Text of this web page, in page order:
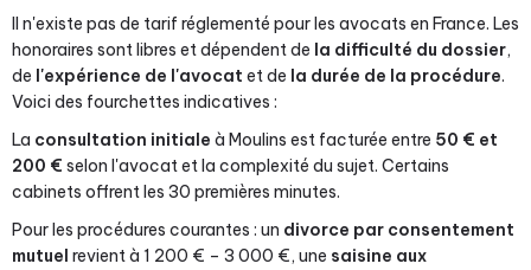
Il n'existe pas de tarif réglementé pour les avocats en France. Les
honoraires sont libres et dépendent de la difficulté du dossier,
de l'expérience de l'avocat et de la durée de la procédure.
Voici des fourchettes indicatives :
La consultation initiale à Moulins est facturée entre 50 € et
200 € selon l'avocat et la complexité du sujet. Certains
cabinets offrent les 30 premières minutes.
Pour les procédures courantes : un divorce par consentement
mutuel revient à 1 200 € – 3 000 €, une saisine aux